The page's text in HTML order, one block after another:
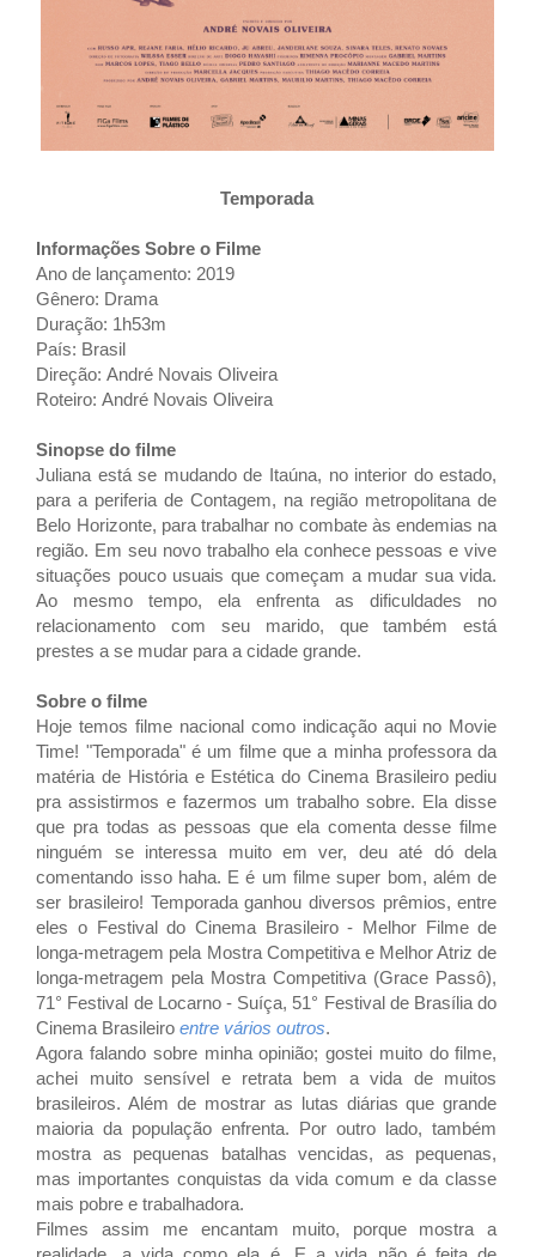
Temporada
Informações Sobre o Filme
Ano de lançamento: 2019
Gênero: Drama
Duração: 1h53m
País: Brasil
Direção: André Novais Oliveira
Roteiro: André Novais Oliveira
Sinopse do filme
Juliana está se mudando de Itaúna, no interior do estado,
para a periferia de Contagem, na região metropolitana de
Belo Horizonte, para trabalhar no combate às endemias na
região. Em seu novo trabalho ela conhece pessoas e vive
situações pouco usuais que começam a mudar sua vida.
Ao mesmo tempo, ela enfrenta as dificuldades no
relacionamento com seu marido, que também está
prestes a se mudar para a cidade grande.
Sobre o filme
Hoje temos filme nacional como indicação aqui no Movie
Time! "Temporada" é um filme que a minha professora da
matéria de História e Estética do Cinema Brasileiro pediu
pra assistirmos e fazermos um trabalho sobre. Ela disse
que pra todas as pessoas que ela comenta desse filme
ninguém se interessa muito em ver, deu até dó dela
comentando isso haha. E é um filme super bom, além de
ser brasileiro! Temporada ganhou diversos prêmios, entre
eles o Festival do Cinema Brasileiro - Melhor Filme de
longa-metragem pela Mostra Competitiva e Melhor Atriz de
longa-metragem pela Mostra Competitiva (Grace Passô),
71° Festival de Locarno - Suíça, 51° Festival de Brasília do
Cinema Brasileiroentre vários outros.
Agora falando sobre minha opinião; gostei muito do filme,
achei muito sensível e retrata bem a vida de muitos
brasileiros. Além de mostrar as lutas diárias que grande
maioria da população enfrenta. Por outro lado, também
mostra as pequenas batalhas vencidas, as pequenas,
mas importantes conquistas da vida comum e da classe
mais pobre e trabalhadora.
Filmes assim me encantam muito, porque mostra a